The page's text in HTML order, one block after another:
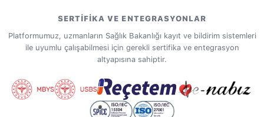
SERTIFIKA VE ENTEGRASYONLAR
Platformumuz, uzmanların Sağlık Bakanlığı kayıt ve bildirim sistemleri
ile uyumlu çalışabilmesi için gerekli sertifika ve entegrasyon
altyapısına sahiptir.